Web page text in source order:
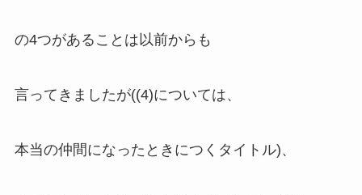
の4つがあることは以前からも
言ってきましたが((4)については、
本当の仲間になったときにつくタイトル)、